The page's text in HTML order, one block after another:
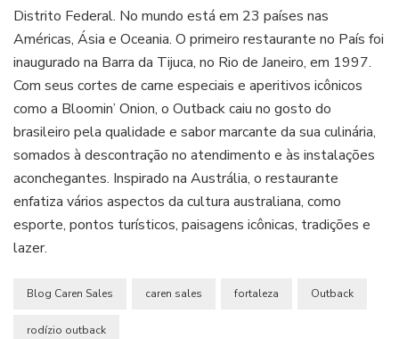
Distrito Federal. No mundo está em 23 países nas
Américas, Ásia e Oceania. O primeiro restaurante no País foi
inaugurado na Barra da Tijuca, no Rio de Janeiro, em 1997.
Com seus cortes de carne especiais e aperitivos icônicos
como a Bloomin’ Onion, o Outback caiu no gosto do
brasileiro pela qualidade e sabor marcante da sua culinária,
somados à descontração no atendimento e às instalações
aconchegantes. Inspirado na Austrália, o restaurante
enfatiza vários aspectos da cultura australiana, como
esporte, pontos turísticos, paisagens icônicas, tradições e
lazer.
Blog Caren Sales caren sales fortaleza Outback
rodízio outback